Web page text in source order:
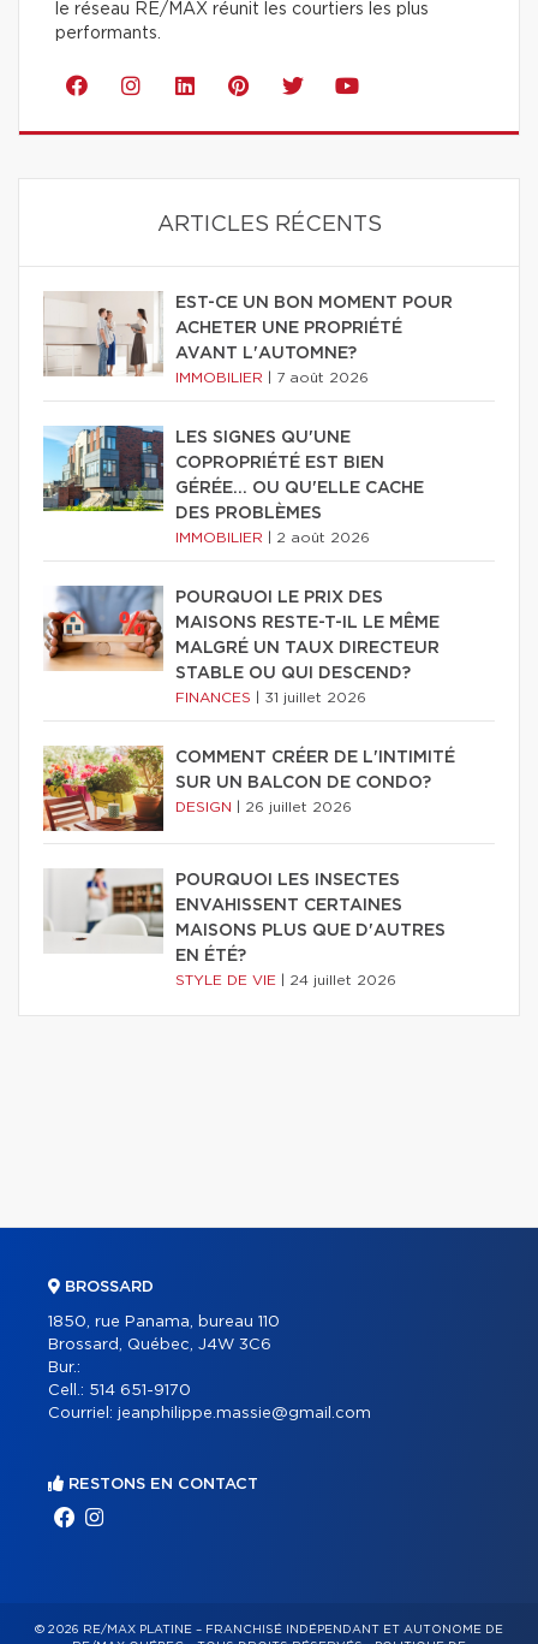
le réseau RE/MAX réunit les courtiers les plus
performants.
ARTICLES RÉCENTS
EST-CE UN BON MOMENT POUR
ACHETER UNE PROPRIÉTÉ
AVANT L'AUTOMNE?
IMMOBILIER 7 août 2026
LES SIGNES QU'UNE
COPROPRIÉTÉ EST BIEN
GÉRÉE… OU QU'ELLE CACHE
DES PROBLÈMES
IMMOBILIER 2 août 2026
POURQUOI LE PRIX DES
MAISONS RESTE-T-IL LE MÊME
MALGRÉ UN TAUX DIRECTEUR
STABLE OU QUI DESCEND?
FINANCES 31 juillet 2026
COMMENT CRÉER DE L'INTIMITÉ
SUR UN BALCON DE CONDO?
DESIGN 26 juillet 2026
POURQUOI LES INSECTES
ENVAHISSENT CERTAINES
MAISONS PLUS QUE D'AUTRES
EN ÉTÉ?
STYLE DE VIE 24 juillet 2026
BROSSARD
1850, rue Panama, bureau 110
Brossard, Québec, J4W 3C6
Bur.:
Cell.: 514 651-9170
Courriel: jeanphilippe.massie@gmail.com
RESTONS EN CONTACT
© 2026 RE/MAX PLATINE – FRANCHISÉ INDÉPENDANT ET AUTONOME DE